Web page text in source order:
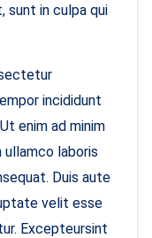
sunt in culpa qui
incididunt
enim ad minim
laboris
Duis aute
velit esse
Excepteursint